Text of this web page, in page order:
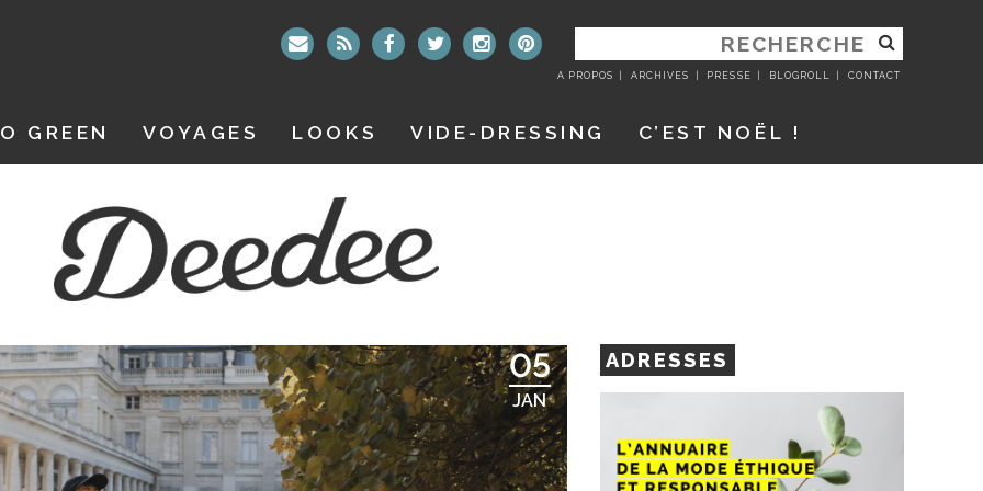
RECHERCHER
:
A PROPOS ARCHIVES PRESSE BLOGROLL CONTACT
GREEN VOYAGES LOOKS VIDE-DRESSING C’EST NOËL !
05
JAN
ADRESSES